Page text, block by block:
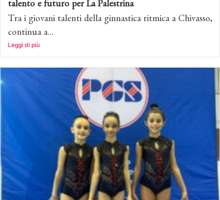
talento e futuro per La Palestrina
Tra i giovani talenti della ginnastica ritmica a Chivasso,
continua a...
Leggi di più